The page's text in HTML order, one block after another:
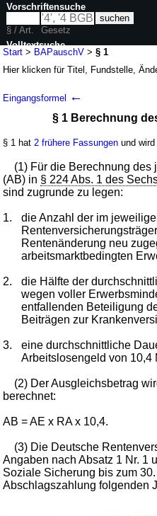
Start > BAPauschV >§ 1
Hier klicken fürTitel, Fundstelle,
Zahlung des
Bundesagentur für
gesetzlichen
arbeitsmarktbedingte
Erwerbsminderung
V. v. 27.09.2002BGBl. I S. 3961;
G. v. 12.12.2019 BGBl. I S. 2652
2 weitere Fassungen
|
wird in 2 Vorschriften zitiert
Eingangsformel ←
§ 1 Berechnung
§ 1 hat 2 frühere Fassungen und wird
(1) Für die Berechnung
(AB) in § 224 Abs. 1 des
sind zugrunde zu legen:
1.
die Anzahl der im
Rentenänderung neu
arbeitsmarktbedingten
2.
die Hälfte der
wegen voller
entfallenden Beteiligung
Beiträgen zur
3.
eine durchschnittliche
Arbeitslosengeld von 10,4
(2) Der Ausgleichsbetrag
berechnet:
AB = AE x RA x 10,4.
(3) Die Deutsche
Angaben nach Absatz 1 Nr. 1
Soziale Sicherung bis zum
Abschlagszahlung folgenden
Vorschriftensuche
§ / Art.
Gesetz
Volltextsuche
nur in BAPauschV